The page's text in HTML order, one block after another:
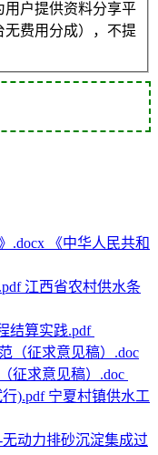
用户提供资料分享平
费用分成），不提
《中华人民共和
江西省农村供水条
结算实践.pdf
征求意见稿）.doc
宁夏村镇供水工